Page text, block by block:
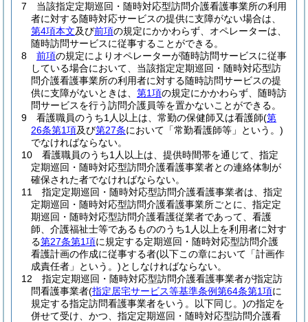
7
当該指定定期巡回・随時対応型訪問介護看護事業所の利用
者に対する随時対応サービスの提供に支障がない場合は、
第4項本文及び前項の規定にかかわらず、オペレーターは、
随時訪問サービスに従事することができる。
8
前項の規定によりオペレーターが随時訪問サービスに従事
している場合において、当該指定定期巡回・随時対応型訪
問介護看護事業所の利用者に対する随時訪問サービスの提
供に支障がないときは、 第1項の規定にかかわらず、随時訪
問サービスを行う訪問介護員等を置かないことができる。
9
看護職員のうち1人以上は、常勤の保健師又は看護師(第
26条第1項及び第27条において「常勤看護師等」という。)
でなければならない。
10
看護職員のうち1人以上は、提供時間帯を通じて、指定
定期巡回・随時対応型訪問介護看護事業者との連絡体制が
確保された者でなければならない。
11
指定定期巡回・随時対応型訪問介護看護事業者は、指定
定期巡回・随時対応型訪問介護看護事業所ごとに、指定定
期巡回・随時対応型訪問介護看護従業者であって、看護
師、介護福祉士等であるもののうち1人以上を利用者に対す
る第27条第1項に規定する定期巡回・随時対応型訪問介護
看護計画の作成に従事する者(以下この章において「計画作
成責任者」という。)としなければならない。
12
指定定期巡回・随時対応型訪問介護看護事業者が指定訪
問看護事業者(指定居宅サービス等基準条例第64条第1項に
規定する指定訪問看護事業者をいう。以下同じ。)の指定を
併せて受け、かつ、指定定期巡回・随時対応型訪問介護看